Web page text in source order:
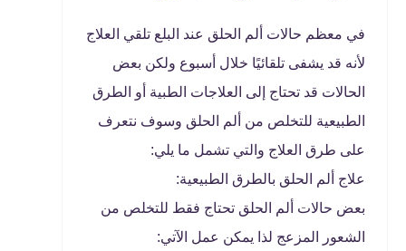
في معظم حالات ألم الحلق عند البلع تلقي العلاج
لأنه قد يشفى تلقائيًا خلال أسبوع ولكن بعض
الحالات قد تحتاج إلى العلاجات الطبية أو الطرق
الطبيعية للتخلص من ألم الحلق وسوف نتعرف
على طرق العلاج والتي تشمل ما يلي:
علاج ألم الحلق بالطرق الطبيعية:
بعض حالات ألم الحلق تحتاج فقط للتخلص من
الشعور المزعج لذا يمكن عمل الآتي: